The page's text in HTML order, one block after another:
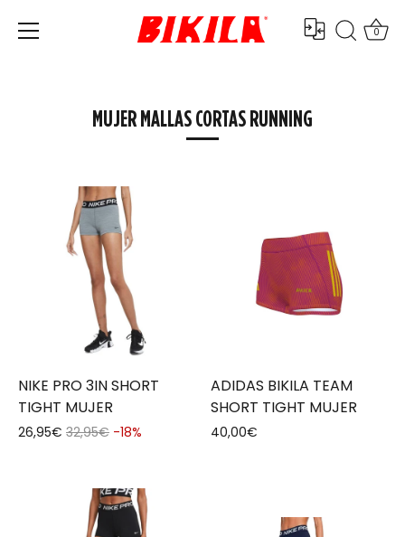
0
MUJER MALLAS CORTAS RUNNING
NIKE PRO 3IN SHORT
TIGHT MUJER
26,95€ 32,95€ -18%
ADIDAS BIKILA TEAM
SHORT TIGHT MUJER
40,00€